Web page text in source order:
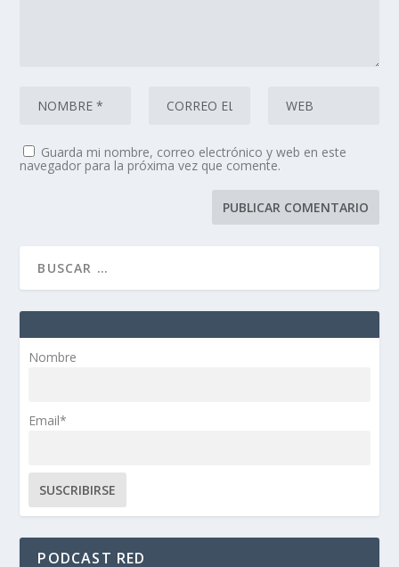
Guarda mi nombre, correo electrónico y web en este
navegador para la próxima vez que comente.
Nombre
Email*
PODCAST RED